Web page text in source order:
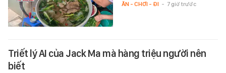
ĂN - CHƠI - ĐI - 7 giờ trước
Triết lý AI của Jack Ma mà hàng triệu người nên
biết